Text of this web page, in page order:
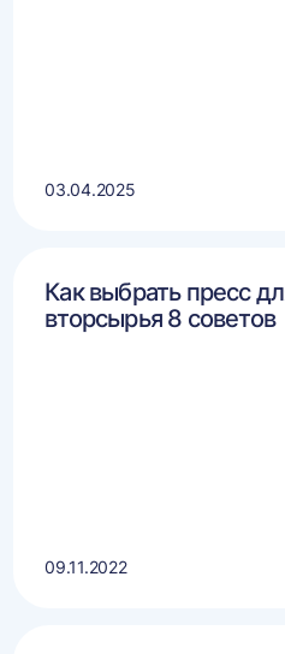
03.04.2025
Как выбрать пресс
вторсырья 8 советов
09.11.2022